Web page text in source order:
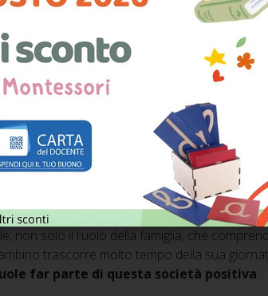
non potrà venire che dal
per diffondere un messaggio dipositività e
ci parla e ci presenta situazioni difficili e
siano circondati da esempi di lealtà
nella vita.
solo il ruolo della famiglia, che
trascorre molto tempo della sua
far parte di questa società positiva.